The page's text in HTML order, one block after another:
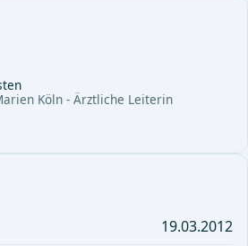
Köln - Ärztliche Leiterin
19.03.2012